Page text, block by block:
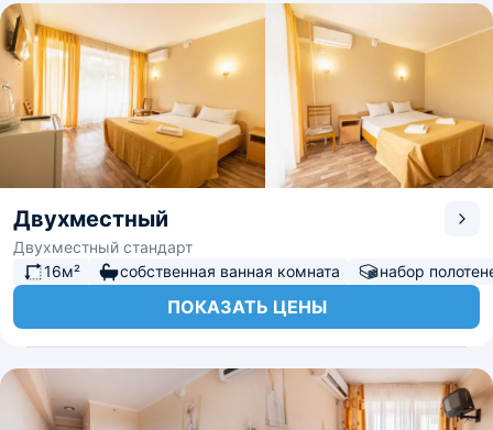
Двухместный
Двухместный стандарт
16м²
собственная ванная комната набор
ПОКАЗАТЬ ЦЕНЫ